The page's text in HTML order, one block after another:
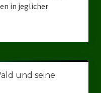
in jeglicher
und seine